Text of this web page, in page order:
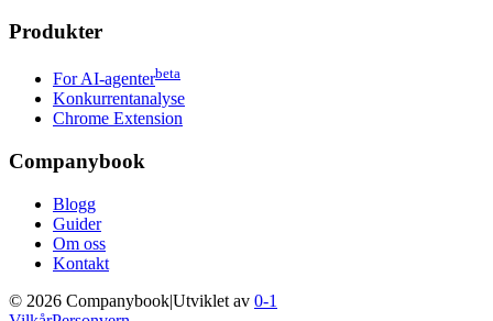
Produkter
For AI-agenterbeta
Konkurrentanalyse
Chrome Extension
Companybook
Blogg
Guider
Om oss
Kontakt
© 2026 Companybook|Utviklet av 0-1